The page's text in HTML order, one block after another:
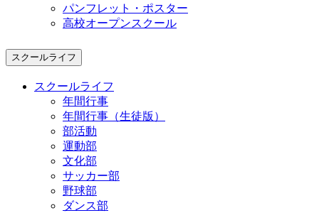
パンフレット・ポスター
高校オープンスクール
スクールライフ
スクールライフ
年間行事
年間行事（生徒版）
部活動
運動部
文化部
サッカー部
野球部
ダンス部